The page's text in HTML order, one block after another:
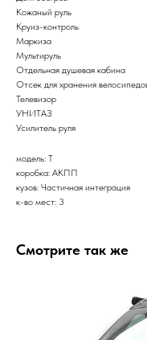
Кожаный руль
Круиз-контроль
Маркиза
Мультируль
Отдельная душевая кабина
Отсек для хранения
Телевизор
УНИТАЗ
Усилитель руля
модель: T
коробка: АКПП
кузов: Частичная интеграция
к-во мест: 3
Смотрите так же